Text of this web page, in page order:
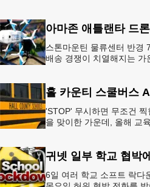
아마존 애틀랜타 드
스톤마운틴 물류센터 반경
배송 경쟁이 치열해지는
홀 카운티 스쿨버스
'STOP' 무시하면 무조건
을 맞이한 가운데, 올해 교
귀넷 일부 학교 협박
6일 여러 학교 소프트 락다